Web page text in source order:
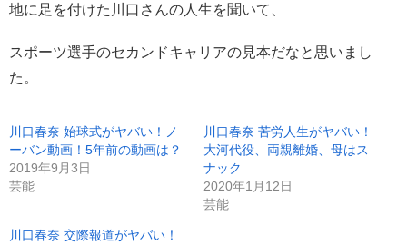
地に足を付けた川口さんの人生を聞いて、
スポーツ選手のセカンドキャリアの見本だなと思いまし
た。
川口春奈 始球式がヤバい！ノ
ーバン動画！5年前の動画は？
2019年9月3日
芸能
川口春奈 苦労人生がヤバい！
大河代役、両親離婚、母はス
ナック
2020年1月12日
芸能
川口春奈 交際報道がヤバい！